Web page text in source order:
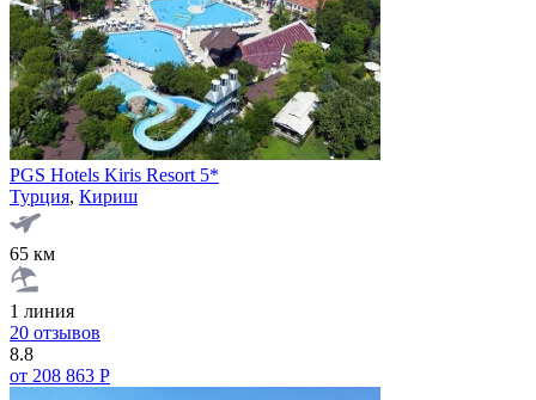
PGS Hotels Kiris Resort 5*
Турция, Кириш
65 км
1 линия
20 отзывов
8.8
от 208 863 Р